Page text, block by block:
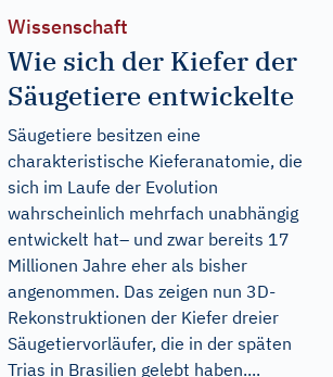
Wissenschaft
Wie sich der Kiefer der
Säugetiere entwickelte
Säugetiere besitzen eine
charakteristische Kieferanatomie, die
sich im Laufe der Evolution
wahrscheinlich mehrfach unabhängig
entwickelt hat– und zwar bereits 17
Millionen Jahre eher als bisher
angenommen. Das zeigen nun 3D-
Rekonstruktionen der Kiefer dreier
Säugetiervorläufer, die in der späten
Trias in Brasilien gelebt haben....